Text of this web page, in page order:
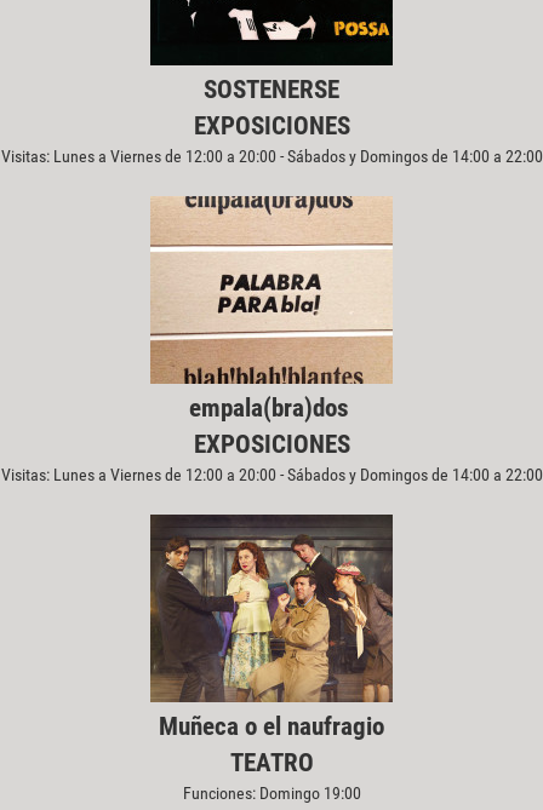
SOSTENERSE
EXPOSICIONES
Visitas: Lunes a Viernes de 12:00 a 20:00 - Sábados y Domingos de 14:00 a 22:00
empala(bra)dos
EXPOSICIONES
Visitas: Lunes a Viernes de 12:00 a 20:00 - Sábados y Domingos de 14:00 a 22:00
Muñeca o el naufragio
TEATRO
Funciones: Domingo 19:00